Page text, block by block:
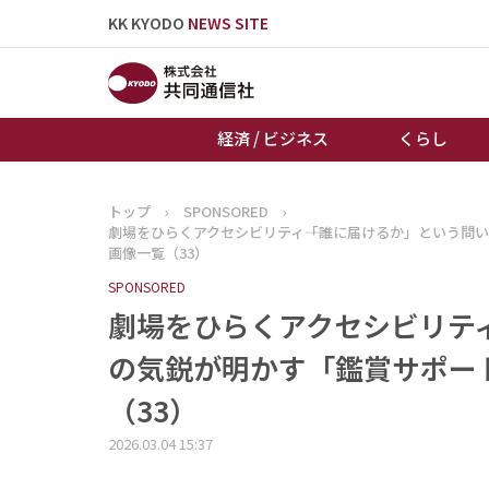
KK KYODO NEWS SITE
経済 / ビジネス くらし
トップページ
トップ › SPONSORED
›
劇場をひらくアクセシビリティ――「誰に届けるか」という
画像一覧（33）
SPONSORED
劇場をひらくアクセシビリテ
の気鋭が明かす「鑑賞サポ
（33）
2026.03.04 15:37